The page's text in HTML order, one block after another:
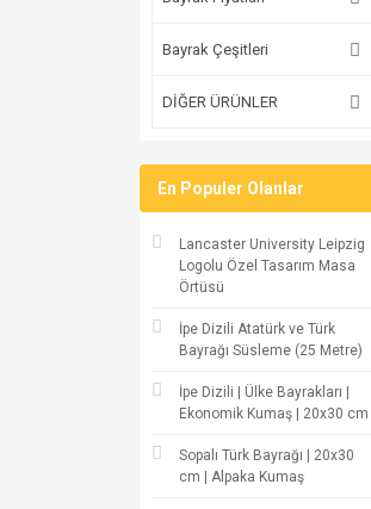
Bayrak Çeşitleri
DİĞER ÜRÜNLER
En Populer Olanlar
Lancaster University Leipzig
Logolu Özel Tasarım Masa
Örtüsü
İpe Dizili Atatürk ve Türk
Bayrağı Süsleme (25 Metre)
İpe Dizili | Ülke Bayrakları |
Ekonomik Kumaş | 20x30 cm
Sopalı Türk Bayrağı | 20x30
cm | Alpaka Kumaş